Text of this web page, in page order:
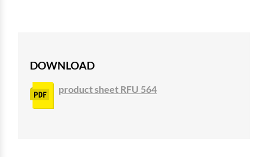
DOWNLOAD
product sheet RFU 564